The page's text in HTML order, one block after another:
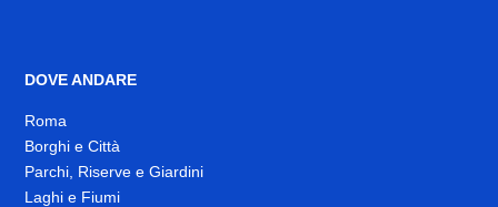
DOVE ANDARE
Roma
Borghi e Città
Parchi, Riserve e Giardini
Laghi e Fiumi